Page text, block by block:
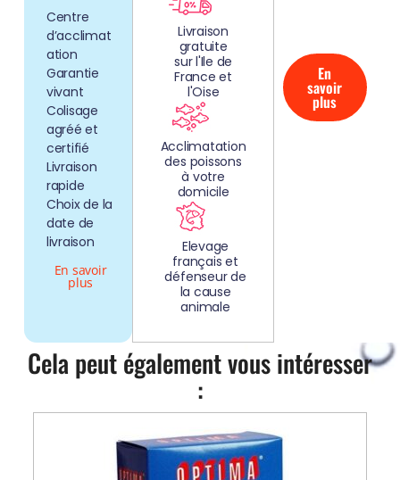
Centre
d’acclimat
ation
Garantie
vivant
Colisage
agréé et
certifié
Livraison
rapide
Choix de la
date de
livraison
En savoir
plus
Livraison
gratuite
sur l'Ile de
France et
l'Oise
Acclimatation
des poissons
à votre
domicile
Elevage
français et
défenseur de
la cause
animale
En
savoir
plus
Cela peut également vous intéresser
: